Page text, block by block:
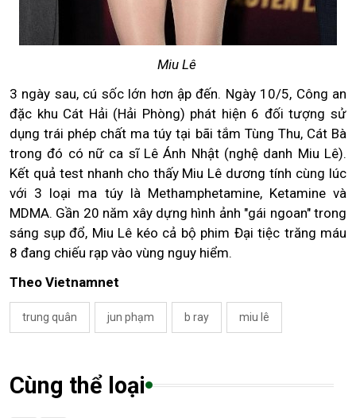
Miu Lê
3 ngày sau, cú sốc lớn hơn ập đến. Ngày 10/5, Công an
đặc khu Cát Hải (Hải Phòng) phát hiện 6 đối tượng sử
dụng trái phép chất ma túy tại bãi tắm Tùng Thu, Cát Bà
trong đó có nữ ca sĩ Lê Ánh Nhật (nghệ danh Miu Lê).
Kết quả test nhanh cho thấy Miu Lê dương tính cùng lúc
với 3 loại ma túy là Methamphetamine, Ketamine và
MDMA. Gần 20 năm xây dựng hình ảnh "gái ngoan" trong
sáng sụp đổ, Miu Lê kéo cả bộ phim Đại tiệc trăng máu
8 đang chiếu rạp vào vùng nguy hiểm.
Theo Vietnamnet
trung quân jun phạm b ray miu lê
Cùng thể loại